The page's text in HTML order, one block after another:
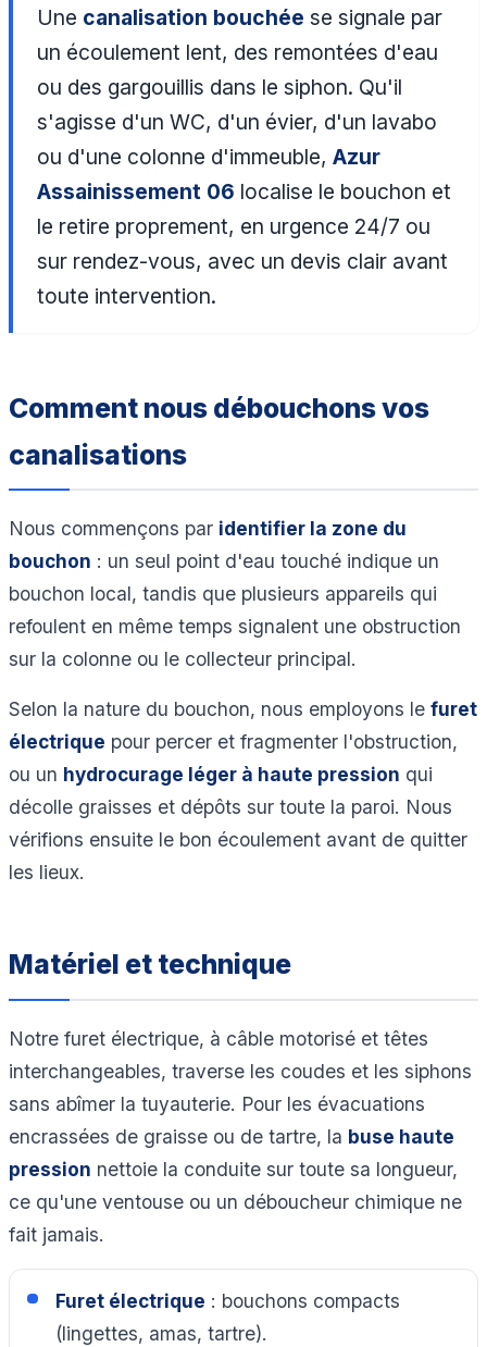
Une canalisation bouchée se signale par
un écoulement lent, des remontées d'eau
ou des gargouillis dans le siphon. Qu'il
s'agisse d'un WC, d'un évier, d'un lavabo
ou d'une colonne d'immeuble,Azur
Assainissement 06 localise le bouchon et
le retire proprement, en urgence 24/7 ou
sur rendez-vous, avec un devis clair avant
toute intervention.
Comment nous débouchons vos
canalisations
Nous commençons par identifier la zone du
bouchon : un seul point d'eau touché indique un
bouchon local, tandis que plusieurs appareils qui
refoulent en même temps signalent une obstruction
sur la colonne ou le collecteur principal.
Selon la nature du bouchon, nous employons le furet
électrique pour percer et fragmenter l'obstruction,
ou un hydrocurage léger à haute pression qui
décolle graisses et dépôts sur toute la paroi. Nous
vérifions ensuite le bon écoulement avant de quitter
les lieux.
Matériel et technique
Notre furet électrique, à câble motorisé et têtes
interchangeables, traverse les coudes et les siphons
sans abîmer la tuyauterie. Pour les évacuations
encrassées de graisse ou de tartre, la buse haute
pression nettoie la conduite sur toute sa longueur,
ce qu'une ventouse ou un déboucheur chimique ne
fait jamais.
Furet électrique : bouchons compacts
(lingettes, amas, tartre).